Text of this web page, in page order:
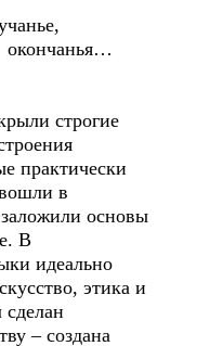
строгие
практически
в
основы
В
идеально
этика и
– создана